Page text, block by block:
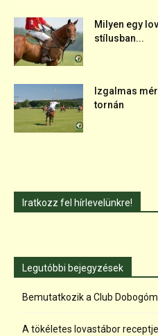
Milyen egy
stílusban...
Izgalmas
tornán
Iratkozz fel hírlevelünkre!
Legutóbbi bejegyzések
Bemutatkozik a Club
A tökéletes lovastábor receptje